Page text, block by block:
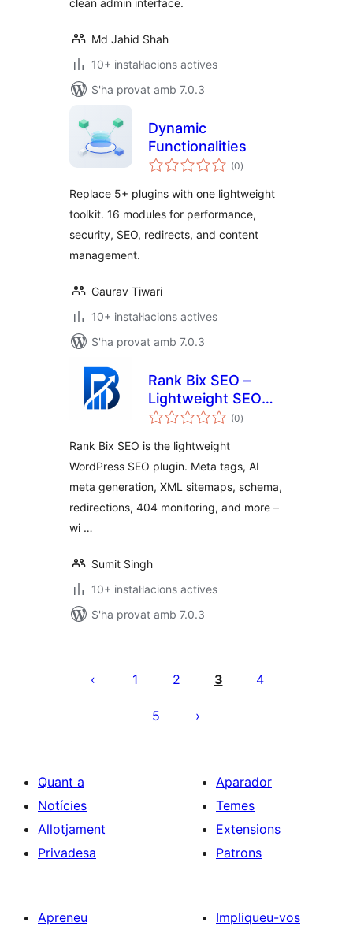
clean admin interface.
Md Jahid Shah
10+ instal·lacions actives
S'ha provat amb 7.0.3
Dynamic
Functionalities
(0puntuacions
totals
)
Replace 5+ plugins with one lightweight
toolkit. 16 modules for performance,
security, SEO, redirects, and content
management.
Gaurav Tiwari
10+ instal·lacions actives
S'ha provat amb 7.0.3
Rank Bix SEO –
Lightweight SEO
Toolkit with Multi-
(0puntuacions
totals
)
Rank Bix SEO is the lightweight
WordPress SEO plugin. Meta tags, AI
meta generation, XML sitemaps, schema,
redirections, 404 monitoring, and more –
wi …
Sumit Singh
10+ instal·lacions actives
S'ha provat amb 7.0.3
1 2 3 4
5
Quant a
Notícies
Allotjament
Privadesa
Aparador
Temes
Extensions
Patrons
Apreneu
Impliqueu-vos